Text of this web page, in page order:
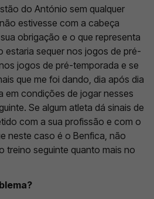
do António sem qualquer
estivesse com a cabeça
obrigação e o que representa
estaria sequer nos jogos de pré-
jogos de pré-temporada e se
que me foi dando, dia após dia
em condições de jogar nesses
Se algum atleta dá sinais de
com a sua profissão e com o
neste caso é o Benfica, não
treino seguinte quanto mais no